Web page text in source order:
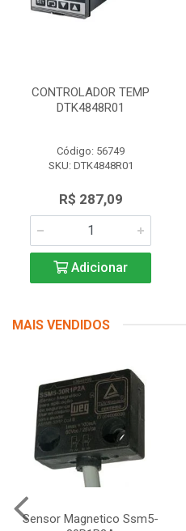
CONTROLADOR TEMP
DTK4848R01
Código: 56749
SKU: DTK4848R01
R$ 287,09
Adicionar
MAIS VENDIDOS
Sensor Magnetico Ssm5-